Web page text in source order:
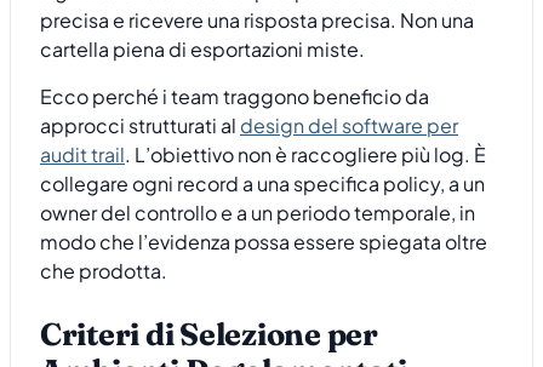
precisa e ricevere una risposta precisa. Non una
cartella piena di esportazioni miste.
Ecco perché i team traggono beneficio da
approcci strutturati al design del software per
audit trail. L’obiettivo non è raccogliere più log. È
collegare ogni record a una specifica policy, a un
owner del controllo e a un periodo temporale, in
modo che l’evidenza possa essere spiegata oltre
che prodotta.
Criteri di Selezione per